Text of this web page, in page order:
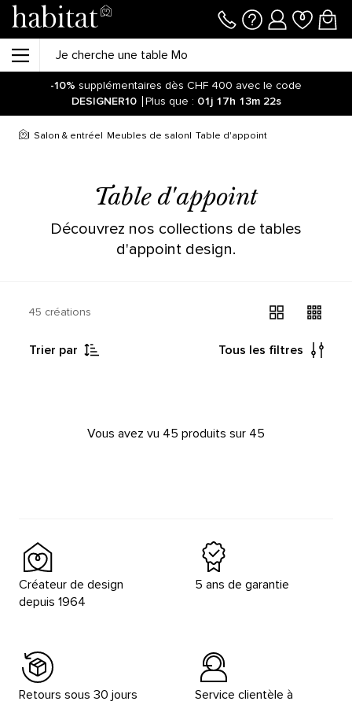
-10% supplémentaires dès CHF 400 avec le code
DESIGNER10
Plus que : 01j 17h 13m 22s
Salon & entrée Meubles de salon Table d'appoint
Table d'appoint
Découvrez nos collections de tables
d'appoint design.
45 créations
Trier par Tous les filtres
Vous avez vu 45 produits sur 45
Créateur de design
depuis 1964
5 ans de garantie
Retours sous 30 jours
Service clientèle à